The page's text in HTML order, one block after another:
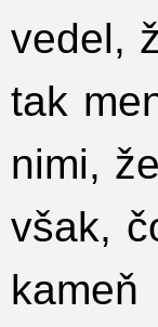
vedel,
tak
nimi,
však,